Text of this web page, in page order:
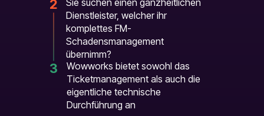
Wowworks bietet sowohl das
Ticketmanagement als auch die
eigentliche technische
Durchführung an
Sie suchen einen ganzheitlichen
Dienstleister, welcher ihr
komplettes FM-
Schadensmanagement
übernimm?
3
2